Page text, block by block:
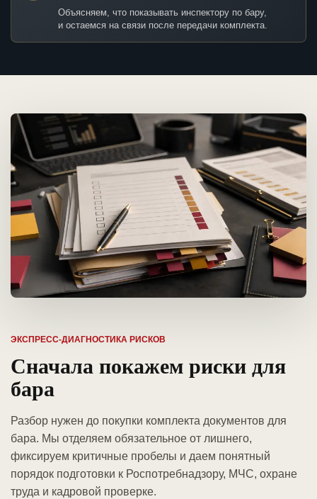
Объясняем, что показывать инспектору по бару,
и остаемся на связи после передачи комплекта.
ЭКСПРЕСС-ДИАГНОСТИКА РИСКОВ
Сначала покажем риски для
бара
Разбор нужен до покупки комплекта документов для
бара. Мы отделяем обязательное от лишнего,
фиксируем критичные пробелы и даем понятный
порядок подготовки к Роспотребнадзору, МЧС, охране
труда и кадровой проверке.